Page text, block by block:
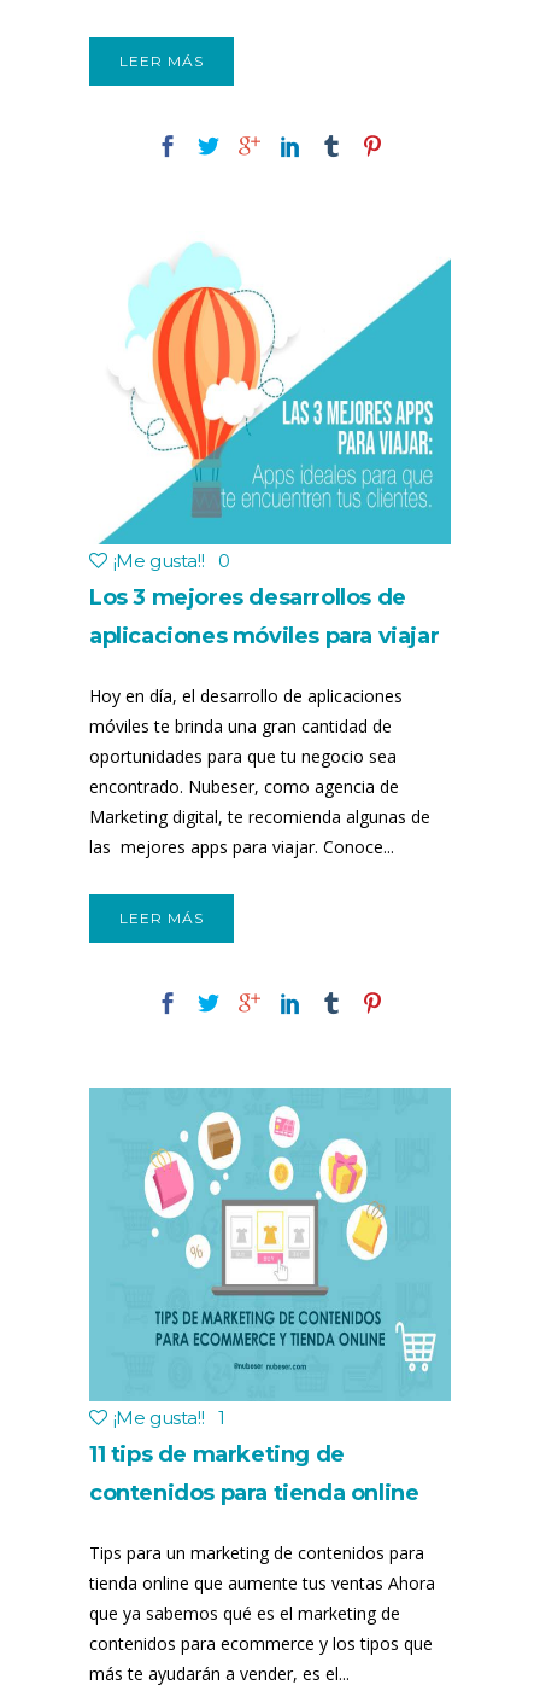
LEER MÁS
¡Me gusta!! 0
Los 3 mejores desarrollos de
aplicaciones móviles para viajar
Hoy en día, el desarrollo de aplicaciones
móviles te brinda una gran cantidad de
oportunidades para que tu negocio sea
encontrado. Nubeser, como agencia de
Marketing digital, te recomienda algunas de
las mejores apps para viajar. Conoce...
LEER MÁS
¡Me gusta!! 1
11 tips de marketing de
contenidos para tienda online
Tips para un marketing de contenidos para
tienda online que aumente tus ventas Ahora
que ya sabemos qué es el marketing de
contenidos para ecommerce y los tipos que
más te ayudarán a vender, es el...